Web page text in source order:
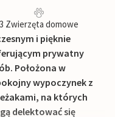
3 Zwierzęta domowe
i pięknie
prywatny
Położona w
wypoczynek z
na których
delektować się